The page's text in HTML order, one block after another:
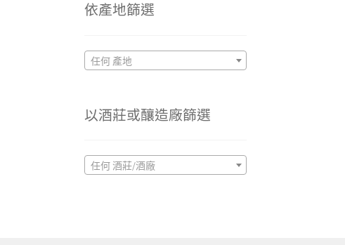
依產地篩選
任何 產地
以酒莊或釀造廠篩選
任何 酒莊/酒廠